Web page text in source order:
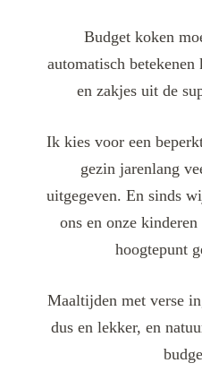
Budget koken
automatisch
en zakjes uit de
Ik kies voor een
gezin jarenlang
uitgegeven. En sinds
ons en onze
hoogtepunt
Maaltijden met verse
dus en lekker, en